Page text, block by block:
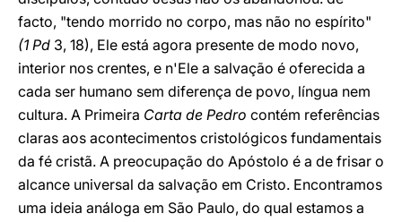
facto, "tendo morrido no corpo, mas não no espírito"
(1 Pd 3, 18), Ele está agora presente de modo novo,
interior nos crentes, e n'Ele a salvação é oferecida a
cada ser humano sem diferença de povo, língua nem
cultura. A Primeira Carta de Pedro contém referências
claras aos acontecimentos cristológicos fundamentais
da fé cristã. A preocupação do Apóstolo é a de frisar o
alcance universal da salvação em Cristo. Encontramos
uma ideia análoga em São Paulo, do qual estamos a